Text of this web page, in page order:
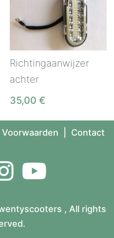
Richtingaanwijzer
achter
35,00 €
Contact
, All rights